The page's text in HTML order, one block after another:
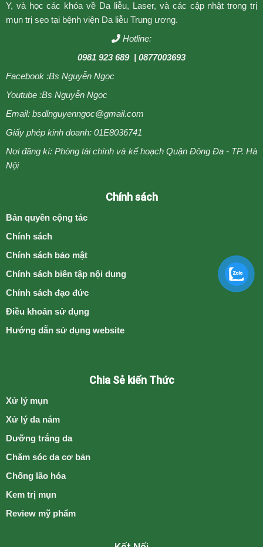
Y, và học các khóa về Da liễu, Laser, và các cập nhật trong trị
mụn trị sẹo tại bệnh viện Da liễu Trung ương.
Hotline:
0981 923 689| 0877003693
Facebook :Bs Nguyễn Ngọc
Youtube :Bs Nguyễn Ngọc
Email: bsdlnguyenngoc@gmail.com
Giấy phép kinh doanh: 01E8036741
Nơi đăng kí: Phòng tài chính và kế hoạch Quận Đông Đa - TP. Hà
Nội
Chính sách
Bản quyền cộng tác
Chính sách
Chính sách bảo mật
Chính sách biên tập nội dung
Chính sách đạo đức
Điều khoản sử dụng
Hướng dẫn sử dụng website
Chia Sẻ kiến Thức
Xử lý mụn
Xử lý da nám
Dưỡng trắng da
Chăm sóc da cơ bản
Chống lão hóa
Kem trị mụn
Review mỹ phẩm